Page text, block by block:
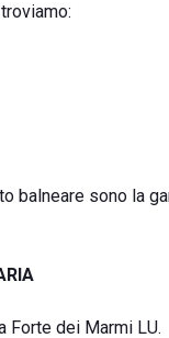
troviamo:
balneare sono la
Forte dei Marmi LU.